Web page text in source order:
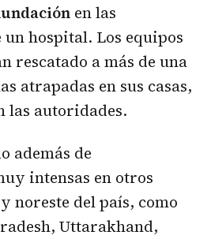
en las
hospital. Los equipos
rescatado a más de una
atrapadas en sus casas,
las autoridades.
además de
intensas en otros
noreste del país, como
Uttarakhand,